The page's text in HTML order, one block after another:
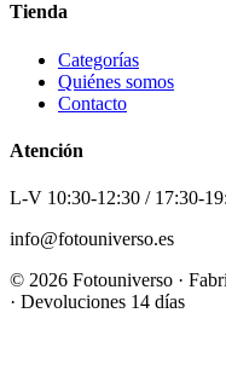
Tienda
Categorías
Quiénes somos
Contacto
Atención
L-V 10:30-12:30 / 17:30-
info@fotouniverso.es
© 2026 Fotouniverso ·
· Devoluciones 14 días